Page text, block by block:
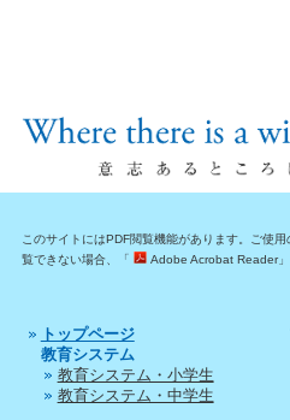
このサイトにはPDF閲覧機能があります。ご使
覧できない場合、「
Adobe Acrobat Reader」
トップページ
教育システム
教育システム・小学生
教育システム・中学生